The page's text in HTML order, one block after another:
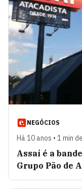
NEGÓCIOS
Há 10 anos • 1 min
Assaí é a
Grupo Pão de